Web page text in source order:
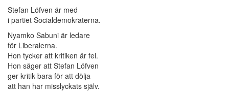
Stefan Löfven är med
i partiet Socialdemokraterna.
Nyamko Sabuni är ledare
för Liberalerna.
Hon tycker att kritiken är fel.
Hon säger att Stefan Löfven
ger kritik bara för att dölja
att han har misslyckats själv.